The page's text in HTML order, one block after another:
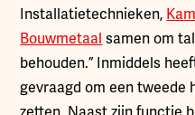
Installatietechnieken,
Bouwmetaal samen om
behouden.” Inmiddels
gevraagd om een tweede